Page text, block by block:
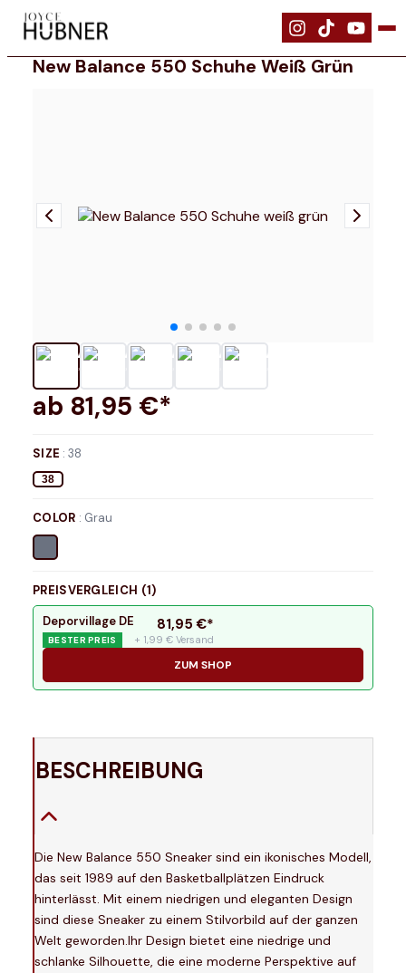
| Schuhe | New Balance 550 Schuhe weiß grün
New Balance 550 Schuhe Weiß Grün
ab 81,95 €*
SIZE :38
38
COLOR : Grau
PREISVERGLEICH (1)
Deporvillage DE
BESTER PREIS
81,95 €*
+ 1,99 € Versand
ZUM SHOP
BESCHREIBUNG
Die New Balance 550 Sneaker sind ein ikonisches Modell,
das seit 1989 auf den Basketballplätzen Eindruck
hinterlässt. Mit einem niedrigen und eleganten Design
sind diese Sneaker zu einem Stilvorbild auf der ganzen
Welt geworden.Ihr Design bietet eine niedrige und
schlanke Silhouette, die eine moderne Perspektive auf